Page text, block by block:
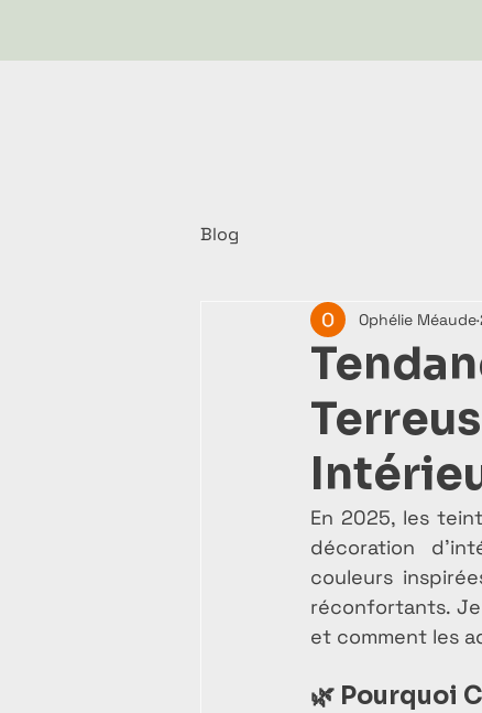
Blog
Ophélie Méaude
En 2025, les
décoration
couleurs
réconfortants.
et comment les
🌿 Pourquoi